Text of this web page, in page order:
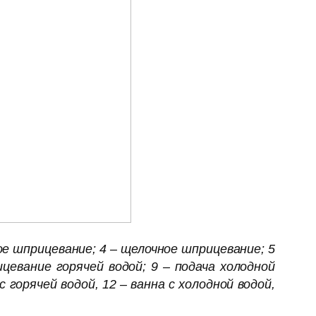
шприцевание; 4 – щелочное шприцевание; 5
горячей водой; 9 – подача холодной
водой, 12 – ванна с холодной водой,